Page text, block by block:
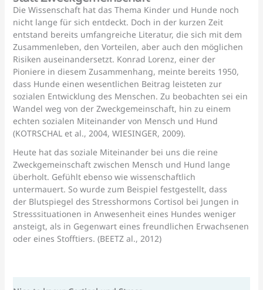
Die Wissenschaft hat das Thema Kinder und Hunde noch
nicht lange für sich entdeckt. Doch in der kurzen Zeit
entstand bereits umfangreiche Literatur, die sich mit dem
Zusammenleben, den Vorteilen, aber auch den möglichen
Risiken auseinandersetzt. Konrad Lorenz, einer der
Pioniere in diesem Zusammenhang, meinte bereits 1950,
dass Hunde einen wesentlichen Beitrag leisteten zur
sozialen Entwicklung des Menschen. Zu beobachten sei ein
Wandel weg von der Zweckgemeinschaft, hin zu einem
echten sozialen Miteinander von Mensch und Hund
(KOTRSCHAL et al., 2004, WIESINGER, 2009).
Heute hat das soziale Miteinander bei uns die reine
Zweckgemeinschaft zwischen Mensch und Hund lange
überholt. Gefühlt ebenso wie wissenschaftlich
untermauert. So wurde zum Beispiel festgestellt, dass
der Blutspiegel des Stresshormons Cortisol bei Jungen in
Stresssituationen in Anwesenheit eines Hundes weniger
ansteigt, als in Gegenwart eines freundlichen Erwachsenen
oder eines Stofftiers. (BEETZ al., 2012)